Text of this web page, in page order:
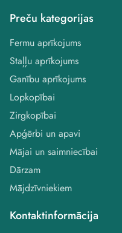
Preču kategorijas
Fermu aprīkojums
Staļļu aprīkojums
Ganību aprīkojums
Lopkopībai
Zirgkopībai
Apģērbi un apavi
Mājai un saimniecībai
Dārzam
Mājdzīvniekiem
Kontaktinformācija